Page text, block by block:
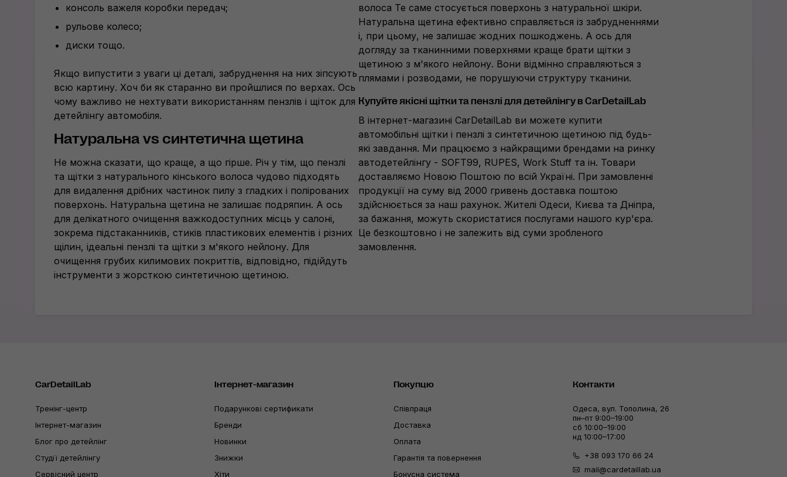
консоль важеля коробки передач;
рульове колесо;
диски тощо.
Якщо випустити з уваги ці деталі, забруднення на них зіпсують
всю картину. Хоч би як старанно ви пройшлися по верхах. Ось
чому важливо не нехтувати використанням пензлів і щіток для
детейлінгу автомобіля.
Натуральна vs синтетична щетина
Не можна сказати, що краще, а що гірше. Річ у тім, що пензлі
та щітки з натурального кінського волоса чудово підходять
для видалення дрібних частинок пилу з гладких і полірованих
поверхонь. Натуральна щетина не залишає подряпин. А ось
для делікатного очищення важкодоступних місць у салоні,
зокрема підстаканників, стиків пластикових елементів і різних
щілин, ідеальні пензлі та щітки з м'якого нейлону. Для
очищення грубих килимових покриттів, відповідно, підійдуть
інструменти з жорсткою синтетичною щетиною.
волоса Те саме стосується поверхонь з натуральної шкіри.
Натуральна щетина ефективно справляється із забрудненнями
і, при цьому, не залишає жодних пошкоджень. А ось для
догляду за тканинними поверхнями краще брати щітки з
щетиною з м'якого нейлону. Вони відмінно справляються з
плямами і розводами, не порушуючи структуру тканини.
Купуйте якісні щітки та пензлі для детейлінгу в CarDetailLab
В інтернет-магазині CarDetailLab ви можете купити
автомобільні щітки і пензлі з синтетичною щетиною під будь-
які завдання. Ми працюємо з найкращими брендами на ринку
автодетейлінгу - SOFT99, RUPES, Work Stuff та ін. Товари
доставляємо Новою Поштою по всій Україні. При замовленні
продукції на суму від 2000 гривень доставка поштою
здійснюється за наш рахунок. Жителі Одеси, Києва та Дніпра,
за бажання, можуть скористатися послугами нашого кур'єра.
Це безкоштовно і не залежить від суми зробленого
замовлення.
CarDetailLab
Тренінг-центр
Інтернет-магазин
Блог про детейлінг
Студії детейлінгу
Сервісний центр
Інтернет-магазин
Подарункові сертификати
Бренди
Новинки
Знижки
Хіти
Покупцю
Співпраця
Доставка
Оплата
Гарантія та повернення
Бонусна система
Контакти
Одеса, вул. Тополина, 26
пн–пт 9:00–19:00
сб 10:00–19:00
нд 10:00–17:00
+38 093 170 66 24
mail@cardetaillab.ua